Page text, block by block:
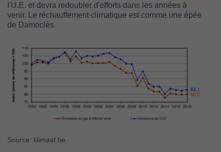
l'U.E. et devra redoubler d'efforts dans les années à
venir. Le réchauffement climatique est comme une épée
de Damoclès.
Source: klimaat.be